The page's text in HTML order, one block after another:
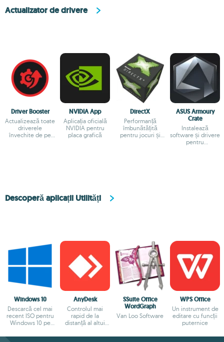
Actualizator de drivere
Driver Booster
Actualizează toate
driverele
învechite de pe
NVIDIA App
Aplicația oficială
NVIDIA pentru
placa grafică
DirectX
Performanță
îmbunătățită
pentru jocuri și
ASUS Armoury
Crate
Instalează
software și drivere
pentru
Descoperă aplicații Utilități
Windows 10
Descarcă cel mai
recent ISO pentru
Windows 10 pe
AnyDesk
Controlul mai
rapid de la
distanță al altui
SSuite Office
WordGraph
Van Loo Software
WPS Office
Un instrument de
editare cu funcții
puternice